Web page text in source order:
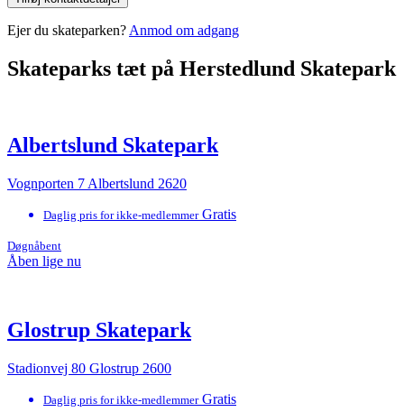
Ejer du skateparken? Anmod om adgang
Skateparks tæt på Herstedlund Skatepark
Albertslund Skatepark
Vognporten 7 Albertslund 2620
Daglig pris for ikke-medlemmer Gratis
Døgnåbent
Åben lige nu
Glostrup Skatepark
Stadionvej 80 Glostrup 2600
Daglig pris for ikke-medlemmer Gratis